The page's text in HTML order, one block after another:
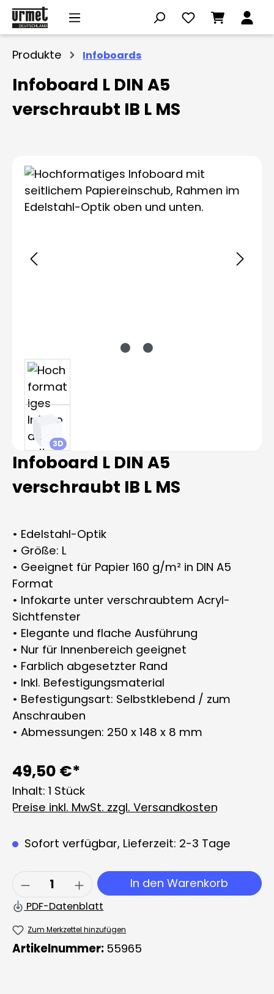
Zum Hauptinhalt springen
Produkte Infoboards
Infoboard L DIN A5
verschraubt IB L MS
Bildergalerie überspringen
3D
Infoboard L DIN A5
verschraubt IB L MS
• Edelstahl-Optik
• Größe: L
• Geeignet für Papier 160 g/m² in DIN A5
Format
• Infokarte unter verschraubtem Acryl-
Sichtfenster
• Elegante und flache Ausführung
• Nur für Innenbereich geeignet
• Farblich abgesetzter Rand
• Inkl. Befestigungsmaterial
• Befestigungsart: Selbstklebend / zum
Anschrauben
• Abmessungen: 250 x 148 x 8 mm
49,50 €*
Inhalt: 1 Stück
Preise inkl. MwSt. zzgl. Versandkosten
Sofort verfügbar, Lieferzeit: 2-3 Tage
Produkt Anzahl: Gib den
In den Warenkorb
PDF-Datenblatt
Zum Merkzettel hinzufügen
Artikelnummer: 55965